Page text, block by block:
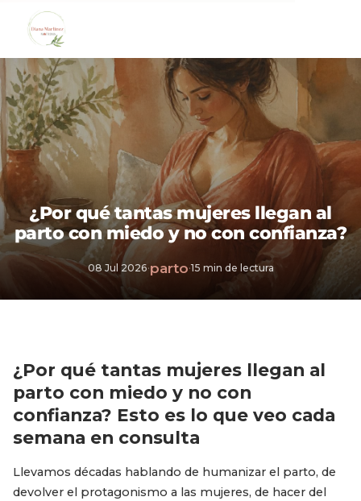
¿Por qué tantas mujeres llegan al
parto con miedo y no con confianza?
08 Jul 2026·parto·15 min de lectura
¿Por qué tantas mujeres llegan al
parto con miedo y no con
confianza? Esto es lo que veo cada
semana en consulta
Llevamos décadas hablando de humanizar el parto, de
devolver el protagonismo a las mujeres, de hacer del